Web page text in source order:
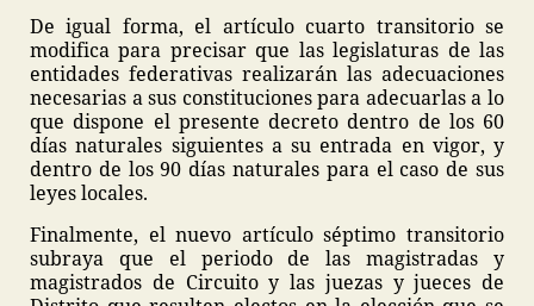
De igual forma, el artículo cuarto transitorio se
modifica para precisar que las legislaturas de las
entidades federativas realizarán las adecuaciones
necesarias a sus constituciones para adecuarlas a lo
que dispone el presente decreto dentro de los 60
días naturales siguientes a su entrada en vigor, y
dentro de los 90 días naturales para el caso de sus
leyes locales.
Finalmente, el nuevo artículo séptimo transitorio
subraya que el periodo de las magistradas y
magistrados de Circuito y las juezas y jueces de